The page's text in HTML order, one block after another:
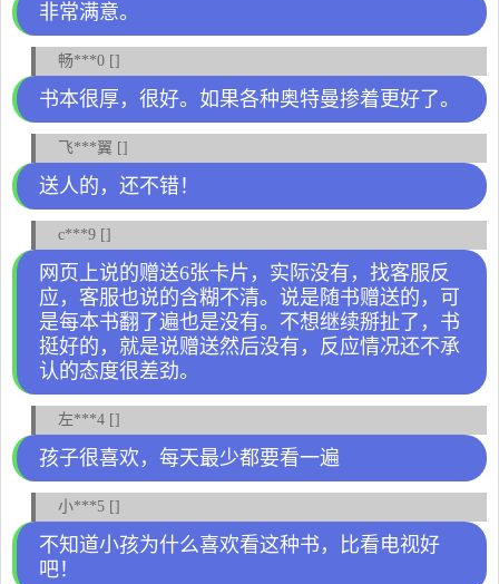
非常满意。
畅***0 []
书本很厚，很好。如果各种奥特曼掺着更好了。
飞***翼 []
送人的，还不错！
c***9 []
网页上说的赠送6张卡片，实际没有，找客服反
应，客服也说的含糊不清。说是随书赠送的，可
是每本书翻了遍也是没有。不想继续掰扯了，书
挺好的，就是说赠送然后没有，反应情况还不承
认的态度很差劲。
左***4 []
孩子很喜欢，每天最少都要看一遍
小***5 []
不知道小孩为什么喜欢看这种书，比看电视好
吧！